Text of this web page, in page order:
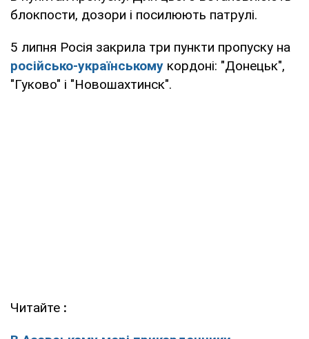
блокпости, дозори і посилюють патрулі.
5 липня Росія закрила три пункти пропуску на
російсько-українському кордоні: "Донецьк",
"Гуково" і "Новошахтинск".
Читайте :